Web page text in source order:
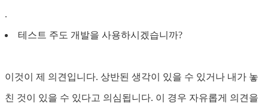
.
테스트 주도 개발을 사용하시겠습니까?
이것이 제 의견입니다. 상반된 생각이 있을 수 있거나 내가 놓
친 것이 있을 수 있다고 의심됩니다. 이 경우 자유롭게 의견을